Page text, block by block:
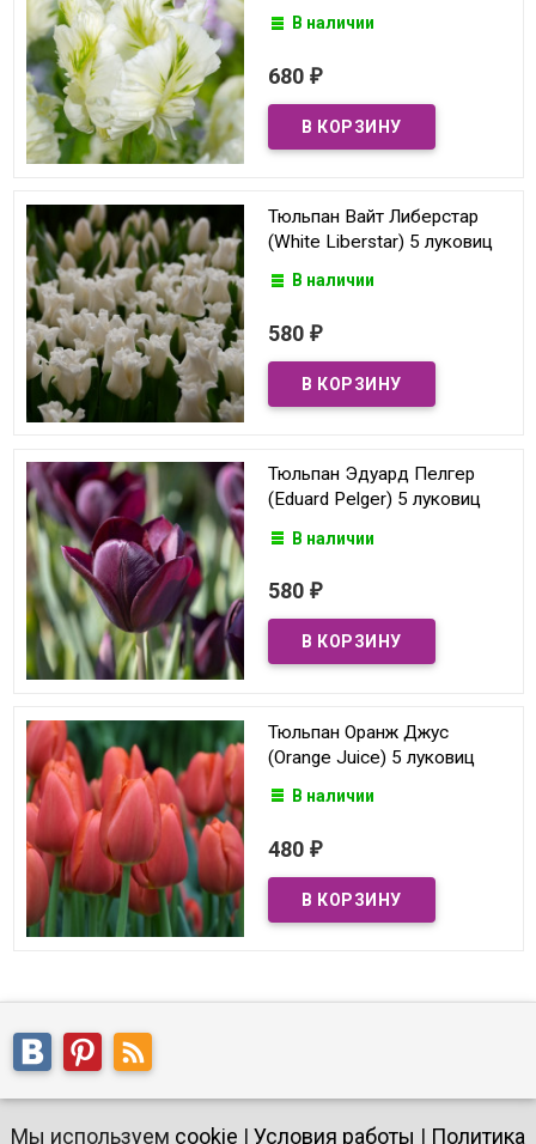
В наличии
680 ₽
Тюльпан Вайт Либерстар
(White Liberstar) 5 луковиц
В наличии
580 ₽
Тюльпан Эдуард Пелгер
(Eduard Pelger) 5 луковиц
В наличии
580 ₽
Тюльпан Оранж Джус
(Orange Juice) 5 луковиц
В наличии
480 ₽
Мы используем cookie | Условия работы | Политика